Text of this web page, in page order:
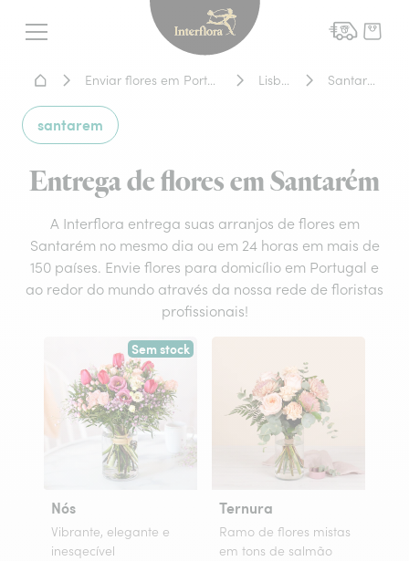
Menu
Interflora - entrega de
Home - Entrega de flores
santarem
Entrega de flores em Santarém
A Interflora entrega suas arranjos de flores em
Santarém no mesmo dia ou em 24 horas em mais de
150 países. Envie flores para domicílio em Portugal e
ao redor do mundo através da nossa rede de floristas
profissionais!
Sem stock
Nós
Vibrante, elegante e
inesqecível
Ternura
Ramo de flores mistas
em tons de salmão